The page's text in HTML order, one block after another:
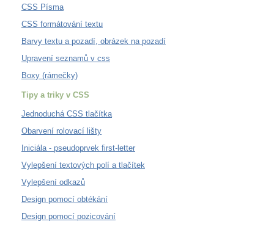
CSS Písma
CSS formátování textu
Barvy textu a pozadí, obrázek na pozadí
Upravení seznamů v css
Boxy (rámečky)
Tipy a triky v CSS
Jednoduchá CSS tlačítka
Obarvení rolovací lišty
Iniciála - pseudoprvek first-letter
Vylepšení textových polí a tlačítek
Vylepšení odkazů
Design pomocí obtékání
Design pomocí pozicování